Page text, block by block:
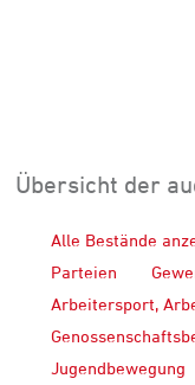
Übersicht der
Alle Bestände
Parteien
Arbeitersport,
Jugendbewegung